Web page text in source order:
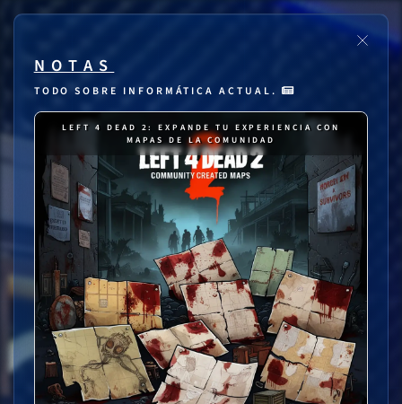
NOTAS
TODO SOBRE INFORMÁTICA ACTUAL.
LEFT 4 DEAD 2: EXPANDE TU EXPERIENCIA CON
MAPAS DE LA COMUNIDAD